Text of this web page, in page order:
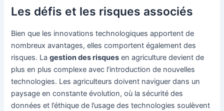
Les défis et les risques associés
Bien que les innovations technologiques apportent de
nombreux avantages, elles comportent également des
risques. Lagestion des risques en agriculture devient de
plus en plus complexe avec l’introduction de nouvelles
technologies. Les agriculteurs doivent naviguer dans un
paysage en constante évolution, où la sécurité des
données et l’éthique de l’usage des technologies soulèvent